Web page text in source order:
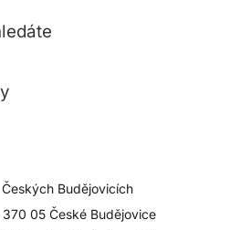
Budějovicích
05 České Budějovice